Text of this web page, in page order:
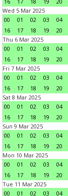
Wed 5 Mar 2025
00
01 02 03 04
16
17 18 19 20
Thu 6 Mar 2025
00
01 02 03 04
16
17 18 19 20
Fri 7 Mar 2025
00
01 02 03 04
16
17 18 19 20
Sat 8 Mar 2025
00
01 02 03 04
16
17 18 19 20
Sun 9 Mar 2025
00
01 02 03 04
16
17 18 19 20
Mon 10 Mar 2025
00
01 02 03 04
16
17 18 19 20
Tue 11 Mar 2025
00
01 02 03 04